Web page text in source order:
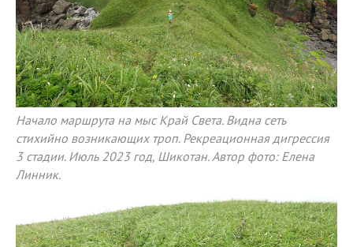
Начало маршрута на мыс Край Света. Видна сеть
стихийно возникающих троп. Рекреационная дигрессия
3 стадии. Июль 2023 год, Шикотан. Автор фото: Елена
Линник.